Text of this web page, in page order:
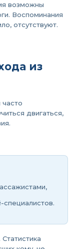
возможны
Воспоминания
отсутствуют.
из
двигаться,